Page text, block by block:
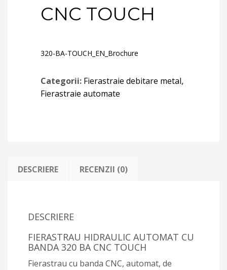
CNC TOUCH
320-BA-TOUCH_EN_Brochure
Categorii: Fierastraie debitare metal,
Fierastraie automate
DESCRIERE RECENZII (0)
DESCRIERE
FIERASTRAU HIDRAULIC AUTOMAT CU
BANDA 320 BA CNC TOUCH
Fierastrau cu banda CNC, automat, de